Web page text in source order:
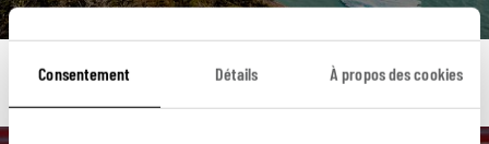
Consentement Détails À propos des cookies